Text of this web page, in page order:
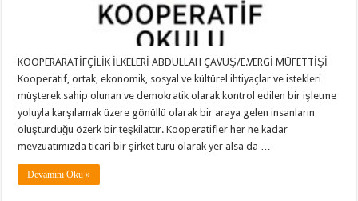
KOOPERARATİFÇİLİK İLKELERİ ABDULLAH ÇAVUŞ/E.VERGİ MÜFETTİŞİ
Kooperatif, ortak, ekonomik, sosyal ve kültürel ihtiyaçlar ve istekleri
müşterek sahip olunan ve demokratik olarak kontrol edilen bir işletme
yoluyla karşılamak üzere gönüllü olarak bir araya gelen insanların
oluşturduğu özerk bir teşkilattır. Kooperatifler her ne kadar
mevzuatımızda ticari bir şirket türü olarak yer alsa da …
Devamını Oku »